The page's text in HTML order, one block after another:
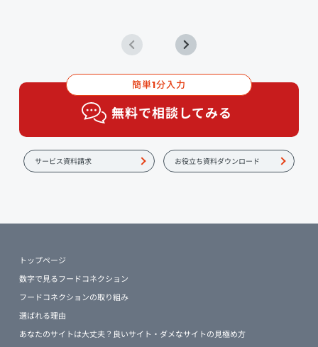
簡単1分入力
無料で相談してみる
サービス資料請求 お役立ち資料ダウンロード
トップページ
数字で見るフードコネクション
フードコネクションの取り組み
選ばれる理由
あなたのサイトは大丈夫？良いサイト・ダメなサイトの見極め方